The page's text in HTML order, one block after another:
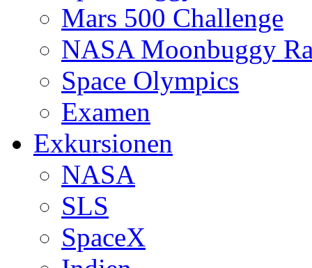
Mars 500 Challenge
NASA Moonbuggy
Space Olympics
Examen
Exkursionen
NASA
SLS
SpaceX